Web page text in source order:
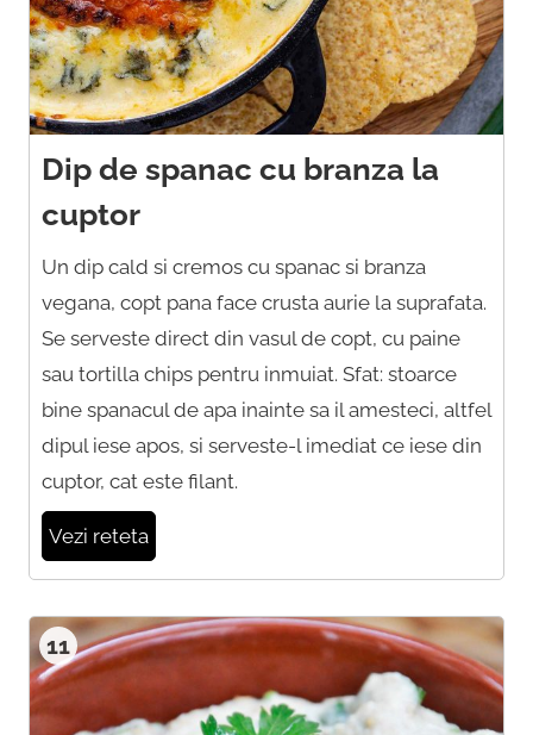
Dip de spanac cu branza la
cuptor
Un dip cald si cremos cu spanac si branza
vegana, copt pana face crusta aurie la suprafata.
Se serveste direct din vasul de copt, cu paine
sau tortilla chips pentru inmuiat. Sfat: stoarce
bine spanacul de apa inainte sa il amesteci, altfel
dipul iese apos, si serveste-l imediat ce iese din
cuptor, cat este filant.
Vezi reteta
11